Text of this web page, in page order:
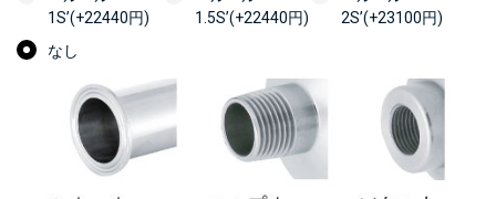
1S’(+22440円)
1.5S’(+22440円)
2S’(+23100円)
なし